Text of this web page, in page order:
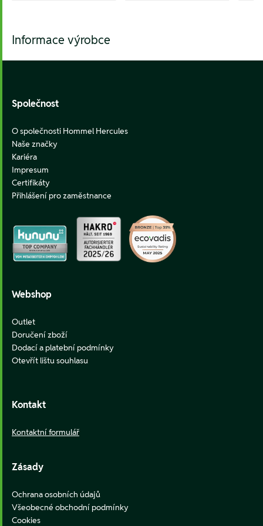
Informace výrobce
Společnost
O společnosti Hommel Hercules
Naše značky
Kariéra
Impresum
Certifikáty
Přihlášení pro zaměstnance
Webshop
Outlet
Doručení zboží
Dodací a platební podmínky
Otevřít lištu souhlasu
Kontakt
Kontaktní formulář
Zásady
Ochrana osobních údajů
Všeobecné obchodní podmínky
Cookies